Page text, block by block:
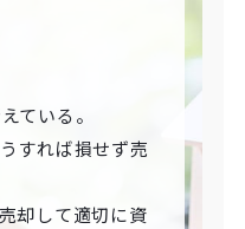
ている。
すれば損せず売
却して適切に資